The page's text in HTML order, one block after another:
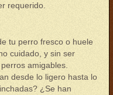
requerido.
tu perro fresco o huele
cuidado, y sin ser
amigables.
desde lo ligero hasta lo
¿Se han